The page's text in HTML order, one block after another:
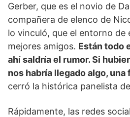
Gerber, que es el novio de
compañera de elenco de
lo vinculó, que el entorno de
mejores amigos. Están todo
ahí saldría el rumor. Si
nos habría llegado algo, una
cerró la histórica panelista de
Rápidamente, las redes